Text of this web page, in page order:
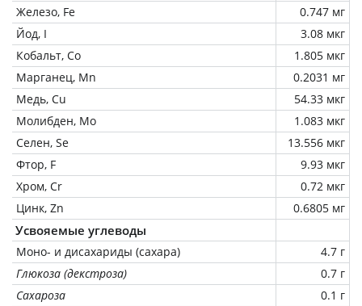
Железо, Fe
0.747 мг
Йод, I
3.08 мкг
Кобальт, Co
1.805 мкг
Марганец, Mn
0.2031 мг
Медь, Cu
54.33 мкг
Молибден, Mo
1.083 мкг
Селен, Se
13.556 мкг
Фтор, F
9.93 мкг
Хром, Cr
0.72 мкг
Цинк, Zn
0.6805 мг
Усвояемые углеводы
Моно- и дисахариды (сахара)
4.7 г
Глюкоза (декстроза)
0.7 г
Сахароза
0.1 г